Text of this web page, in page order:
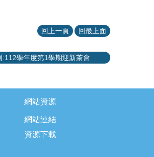
回上一頁 回最上面
:112學年度第1學期迎新茶會
網站資源
網站連結
資源下載